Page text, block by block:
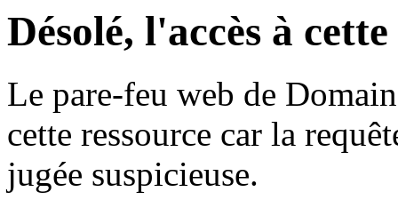
Désolé, l'accès à
Le pare-feu web de
cette ressource car la
jugée suspicieuse.